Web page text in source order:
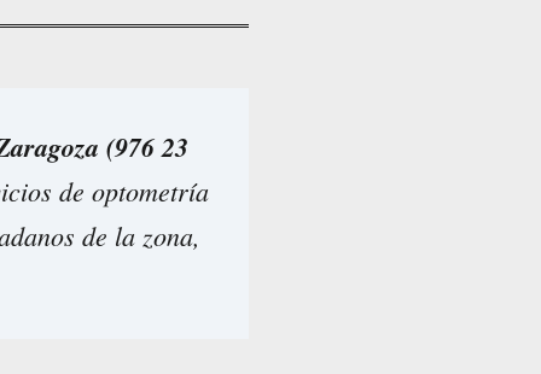
(976 23
de optometría
de la zona,